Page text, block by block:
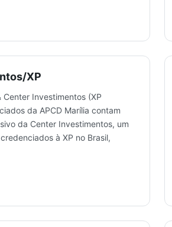
XP
Center Investimentos (XP
da APCD Marília contam
da Center Investimentos, um
à XP no Brasil,